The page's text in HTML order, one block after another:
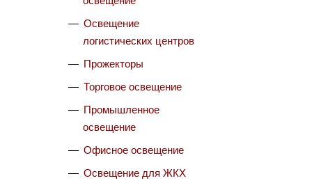
Освещение
логистических центров
Прожекторы
Торговое освещение
Промышленное
освещение
Офисное освещение
Освещение для ЖКХ